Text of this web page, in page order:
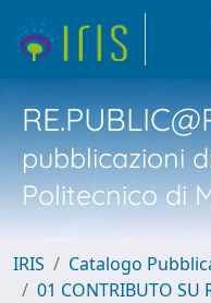
pubblicazioni
Politecnico di
IRIS
Catalogo
01 CONTRIBUTO SU